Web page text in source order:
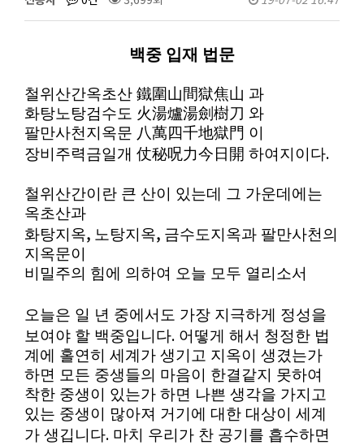
백중 입재 법문
철위산간옥초산 鐵圍山間獄焦山 과
화탕노탕검수도 火湯爐湯劍樹刀 와
팔만사천지옥문 八萬四千地獄門 이
장비주력금일개 仗秘呪力今日開 하여지이다.
철위산간이란 큰 산이 있는데 그 가운데에는
옥초산과
화탕지옥, 노탕지옥, 금수도지옥과 팔만사천의
지옥문이
비밀주의 힘에 의하여 오늘 모두 열리소서
오늘은 일 년 중에서도 가장 지극하게 정성을
보여야 할 백중입니다. 어떻게 해서 청정한 법
계에 홀연히 세계가 생기고 지옥이 생겼는가
하면 모든 중생들의 마음이 한결같지 못하여
착한 중생이 있는가 하면 나쁜 생각을 가지고
있는 중생이 많아져 거기에 대한 대상이 세계
가 생깁니다. 마치 우리가 찬 공기를 흡수하면